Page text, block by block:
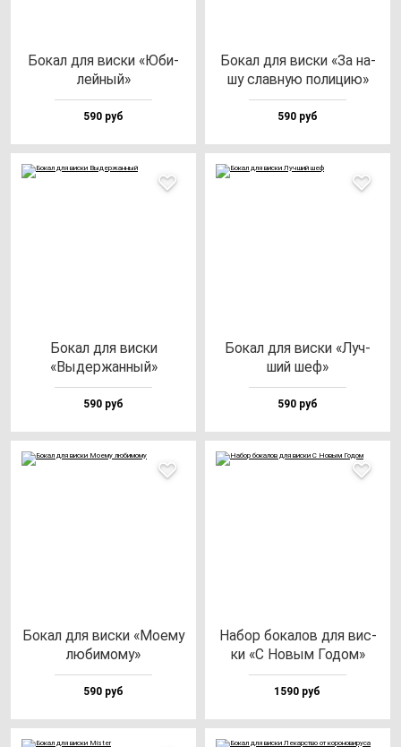
Бокал для вис­ки «Юби­
лей­ный»
590 руб
Бокал для вис­ки «За на­
шу слав­ную по­ли­цию»
590 руб
Бокал для вис­ки
«Выдер­жан­ный»
590 руб
Бокал для вис­ки «Луч­
ший шеф»
590 руб
Бокал для вис­ки «Моему
лю­би­мо­му»
590 руб
Набор бо­ка­лов для вис­
ки «С Новым Годом»
1590 руб